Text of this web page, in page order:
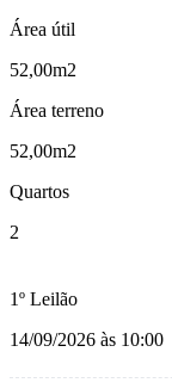
Área útil
52,00m2
Área terreno
52,00m2
Quartos
2
1º Leilão
14/09/2026 às 10:00